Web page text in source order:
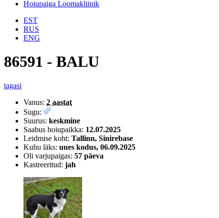
Hoiupaiga Loomakliinik
EST
RUS
ENG
86591 - BALU
tagasi
Vanus: 2 aastat
Sugu:
Suurus: keskmine
Saabus hoiupaikka: 12.07.2025
Leidmise koht: Tallinn, Sinirebase
Kuhu läks: uues kodus, 06.09.2025
Oli varjupaigas: 57 päeva
Kastreeritud: jah